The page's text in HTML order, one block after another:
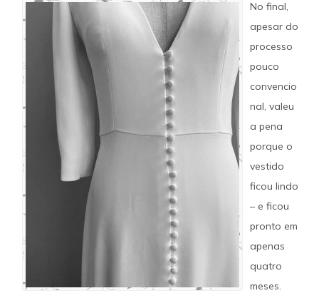
No final,
apesar do
processo
pouco
convencio
nal, valeu
a pena
porque o
vestido
ficou lindo
– e ficou
pronto em
apenas
quatro
meses.